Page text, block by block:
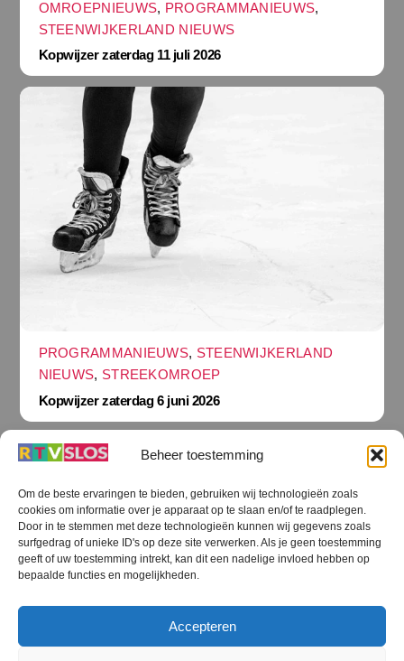
Beheer toestemming
Om de beste ervaringen te bieden, gebruiken wij technologieën zoals
cookies om informatie over je apparaat op te slaan en/of te raadplegen.
Door in te stemmen met deze technologieën kunnen wij gegevens zoals
surfgedrag of unieke ID's op deze site verwerken. Als je geen toestemming
geeft of uw toestemming intrekt, kan dit een nadelige invloed hebben op
bepaalde functies en mogelijkheden.
Accepteren
OMROEPNIEUWS, PROGRAMMANIEUWS,
STEENWIJKERLAND NIEUWS
Kopwijzer zaterdag 11 juli 2026
PROGRAMMANIEUWS, STEENWIJKERLAND
NIEUWS, STREEKOMROEP
Kopwijzer zaterdag 6 juni 2026
Terug
naar
boven
RTV SLOS
RTV SLOS ANBI